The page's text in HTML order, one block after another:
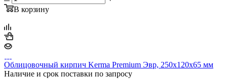
В корзину
Облицовочный кирпич Kerma Premium Эвр, 250х120х65 мм
Наличие и срок поставки по запросу